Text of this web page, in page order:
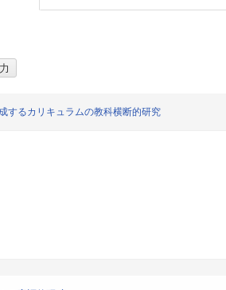
するカリキュラムの教科横断的研究